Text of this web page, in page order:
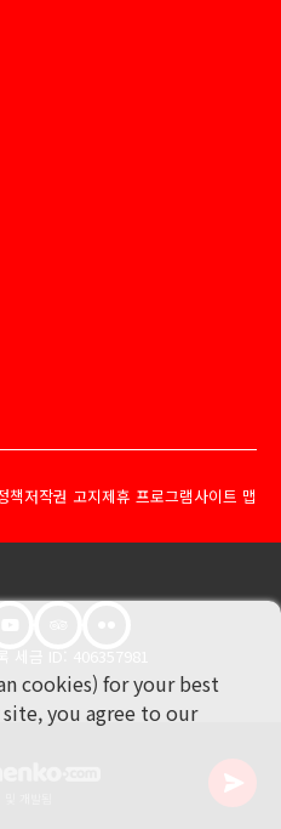
책저작권 고지제휴 프로그램사이트 맵
금 ID: 406357981
cookies) for your best
you agree to our